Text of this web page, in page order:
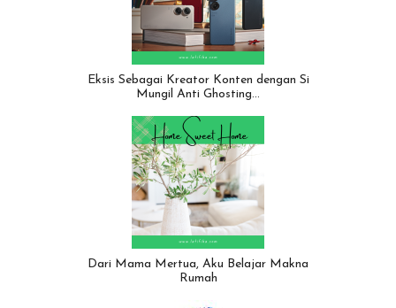
Eksis Sebagai Kreator Konten dengan Si
Mungil Anti Ghosting…
Dari Mama Mertua, Aku Belajar Makna
Rumah